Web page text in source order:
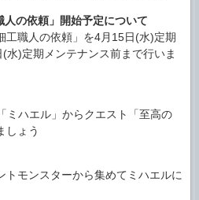
の依頼」開始予定について
工職人の依頼」を4月15日(水)定期
水)定期メンテナンス前まで行いま
ミハエル」からクエスト「至高の
しょう
トモンスターから集めてミハエルに